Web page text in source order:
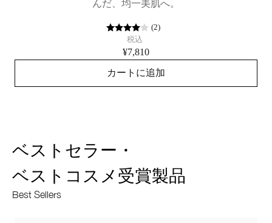
んだ、均一美肌へ。
(2)
税込
¥7,810
カートに追加
ベストセラー・
ベストコスメ受賞製品
Best Sellers